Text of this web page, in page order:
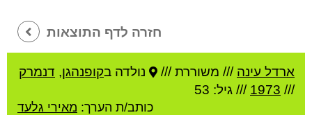
חזרה לדף התוצאות
ארדל עינה /// משוררת /// נולדה בקופנהגן, דנמרק
///
1973 /// גיל: 53
כותב/ת הערך: מאירי גלעד